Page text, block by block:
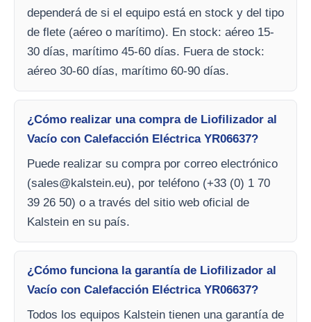
dependerá de si el equipo está en stock y del tipo
de flete (aéreo o marítimo). En stock: aéreo 15-
30 días, marítimo 45-60 días. Fuera de stock:
aéreo 30-60 días, marítimo 60-90 días.
¿Cómo realizar una compra de Liofilizador al
Vacío con Calefacción Eléctrica YR06637?
Puede realizar su compra por correo electrónico
(sales@kalstein.eu), por teléfono (+33 (0) 1 70
39 26 50) o a través del sitio web oficial de
Kalstein en su país.
¿Cómo funciona la garantía de Liofilizador al
Vacío con Calefacción Eléctrica YR06637?
Todos los equipos Kalstein tienen una garantía de